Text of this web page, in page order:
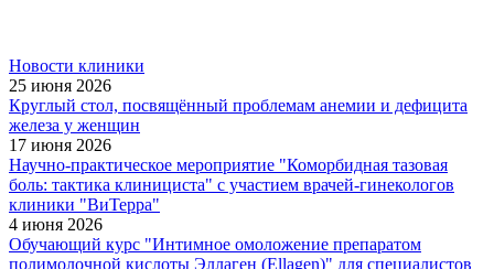
Новости клиники
25 июня 2026
Круглый стол, посвящённый проблемам анемии и дефицита
железа у женщин
17 июня 2026
Научно-практическое мероприятие "Коморбидная тазовая
боль: тактика клинициста" с участием врачей-гинекологов
клиники "ВиТерра"
4 июня 2026
Обучающий курс "Интимное омоложение препаратом
полимолочной кислоты Эллаген (Ellagen)" для специалистов